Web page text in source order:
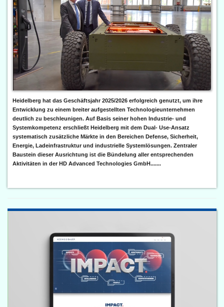
Heidelberg hat das Geschäftsjahr 2025/2026 erfolgreich genutzt, um ihre
Entwicklung zu einem breiter aufgestellten Technologieunternehmen
deutlich zu beschleunigen. Auf Basis seiner hohen Industrie- und
Systemkompetenz erschließt Heidelberg mit dem Dual- Use-Ansatz
systematisch zusätzliche Märkte in den Bereichen Defense, Sicherheit,
Energie, Ladeinfrastruktur und industrielle Systemlösungen. Zentraler
Baustein dieser Ausrichtung ist die Bündelung aller entsprechenden
Aktivitäten in der HD Advanced Technologies GmbH.......